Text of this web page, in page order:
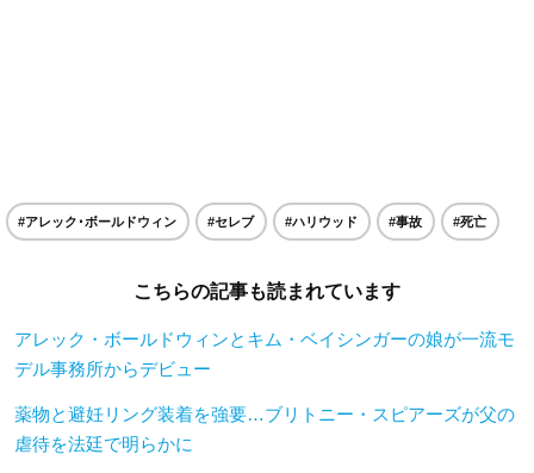
#アレック･ボールドウィン #セレブ #ハリウッド #事故 #死亡
こちらの記事も読まれています
アレック・ボールドウィンとキム・ベイシンガーの娘が一流モ
デル事務所からデビュー
薬物と避妊リング装着を強要…ブリトニー・スピアーズが父の
虐待を法廷で明らかに